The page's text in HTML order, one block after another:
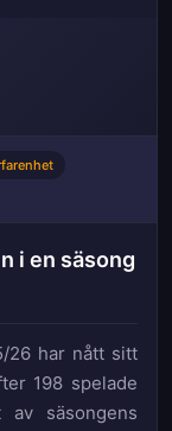
i en säsong
26 har nått sitt
198 spelade
av säsongens